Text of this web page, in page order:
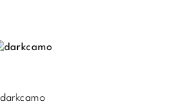
darkcamo